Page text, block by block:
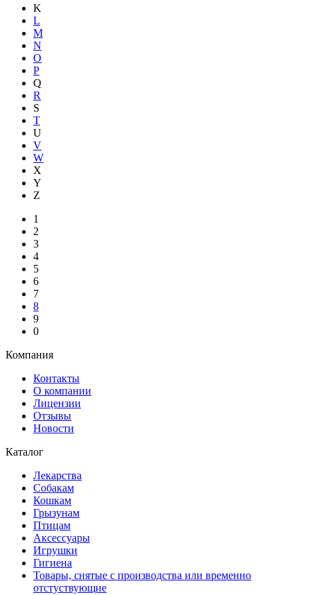
K
L
M
N
O
P
Q
R
S
T
U
V
W
X
Y
Z
1
2
3
4
5
6
7
8
9
0
Компания
Контакты
О компании
Лицензии
Отзывы
Новости
Каталог
Лекарства
Собакам
Кошкам
Грызунам
Птицам
Аксессуары
Игрушки
Гигиена
Товары, снятые с производства или временно
отстуствующие